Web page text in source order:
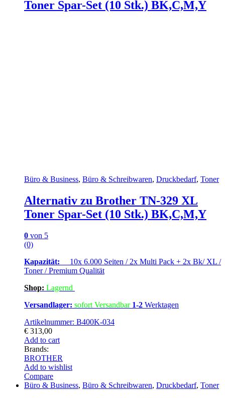
Toner Spar-Set (10 Stk.) BK,C,M,Y
Büro & Business, Büro & Schreibwaren, Druckbedarf, Toner
Alternativ zu Brother TN-329 XL
Toner Spar-Set (10 Stk.) BK,C,M,Y
0 von 5
(0)
Kapazität: 10x 6.000 Seiten / 2x Multi Pack + 2x Bk/ XL /
Toner / Premium Qualität
Shop: Lagernd
Versandlager: sofort Versandbar 1-2 Werktagen
Artikelnummer: B400K-034
€ 313,00
Add to cart
Brands:
BROTHER
Add to wishlist
Compare
Büro & Business, Büro & Schreibwaren, Druckbedarf, Toner